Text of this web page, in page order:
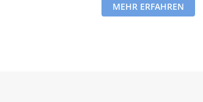
MEHR ERFAHREN